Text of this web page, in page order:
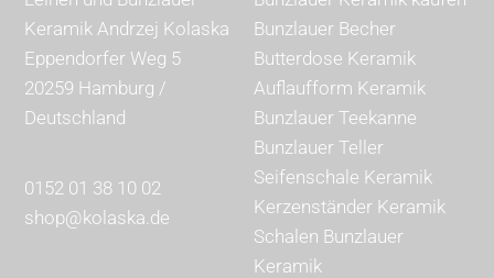
Keramik Andrzej Kolaska
Eppendorfer Weg 5
20259 Hamburg /
Deutschland
0152 01 38 10 02
shop@kolaska.de
Bunzlauer Becher
Butterdose Keramik
Auflaufform Keramik
Bunzlauer Teekanne
Bunzlauer Teller
Seifenschale Keramik
Kerzenständer Keramik
Schalen Bunzlauer
Keramik